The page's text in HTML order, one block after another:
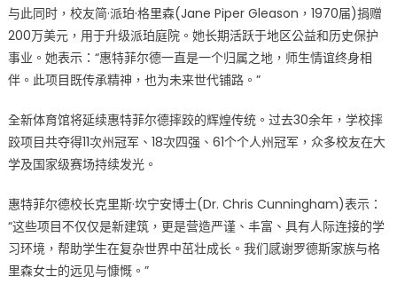
与此同时，校友简·派珀·格里森(Jane Piper Gleason，1970届)捐赠
200万美元，用于升级派珀庭院。她长期活跃于地区公益和历史保护
事业。她表示：“惠特菲尔德一直是一个归属之地，师生情谊终身相
伴。此项目既传承精神，也为未来世代铺路。”
全新体育馆将延续惠特菲尔德摔跤的辉煌传统。过去30余年，学校摔
跤项目共夺得11次州冠军、18次四强、61个个人州冠军，众多校友在大
学及国家级赛场持续发光。
惠特菲尔德校长克里斯·坎宁安博士(Dr. Chris Cunningham)表示：
“这些项目不仅仅是新建筑，更是营造严谨、丰富、具有人际连接的学
习环境，帮助学生在复杂世界中茁壮成长。我们感谢罗德斯家族与格
里森女士的远见与慷慨。”